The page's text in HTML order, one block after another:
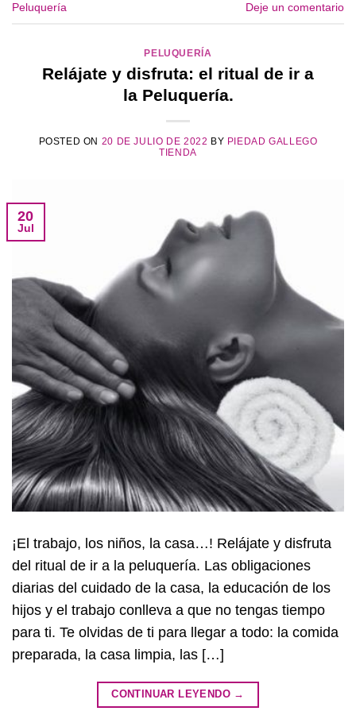
Peluquería
Deje un comentario
PELUQUERÍA
Relájate y disfruta: el ritual de ir a
la Peluquería.
POSTED ON 20 DE JULIO DE 2022 BY PIEDAD GALLEGO
TIENDA
20
Jul
¡El trabajo, los niños, la casa…! Relájate y disfruta
del ritual de ir a la peluquería. Las obligaciones
diarias del cuidado de la casa, la educación de los
hijos y el trabajo conlleva a que no tengas tiempo
para ti. Te olvidas de ti para llegar a todo: la comida
preparada, la casa limpia, las […]
CONTINUAR LEYENDO →